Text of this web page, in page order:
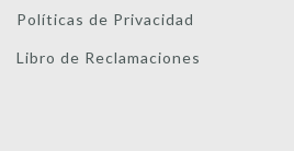
Políticas de Privacidad
Libro de Reclamaciones